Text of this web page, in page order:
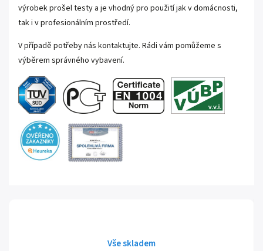
výrobek prošel testy a je vhodný pro použití jak v domácnosti,
tak i v profesionálním prostředí.
V případě potřeby nás kontaktujte. Rádi vám pomůžeme s
výběrem správného vybavení.
Vše skladem